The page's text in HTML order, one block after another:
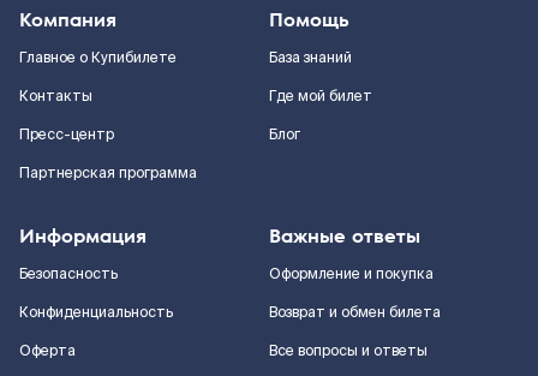
Компания
Главное о Купибилете
Контакты
Пресс-центр
Партнерская программа
Помощь
База знаний
Где мой билет
Блог
Информация
Безопасность
Конфиденциальность
Оферта
Важные ответы
Оформление и покупка
Возврат и обмен билета
Все вопросы и ответы